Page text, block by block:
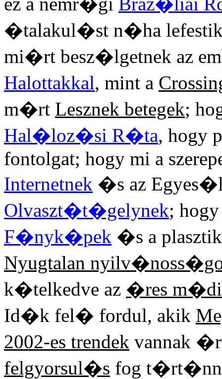
�talakul�st n�ha
mi�rt besz�lgetnek az
Halottakkal, mint a
m�rt Lesznek betegek;
Hal�loz�si R�ta, hogy
fontolgat; hogy mi a
Internetnek �s az
Olvaszt�t�gelynek;
F�nyk�pek �s a
Nyugtalan
k�telkedve az �res
Id�k fel� fordul, akik
2002-es trendek vannak
felgyorsul�s fog